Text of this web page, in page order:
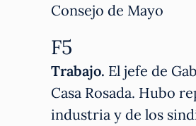
Consejo de Mayo
F5
Trabajo. El jefe de
Casa Rosada. Hubo
industria y de los